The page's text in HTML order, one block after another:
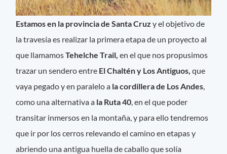
Estamos en la provincia de Santa Cruz y el objetivo de
la travesía es realizar la primera etapa de un proyecto al
que llamamosTehelche Trail, en el que nos propusimos
trazar un sendero entre El Chaltén y Los Antiguos, que
vaya pegado y en paralelo a la cordillera de Los Andes,
como una alternativa a la Ruta 40, en el que poder
transitar inmersos en la montaña, y para ello tendremos
que ir por los cerros relevando el camino en etapas y
abriendo una antigua huella de caballo que solía